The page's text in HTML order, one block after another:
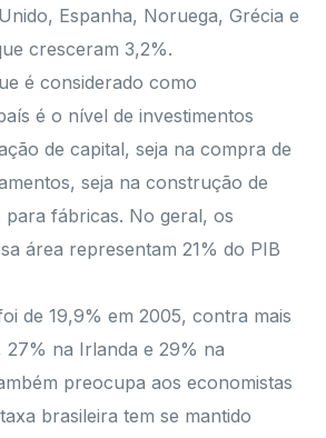
Espanha, Noruega, Grécia e
cresceram 3,2%.
é considerado como
é o nível de investimentos
de capital, seja na compra de
seja na construção de
para fábricas. No geral, os
área representam 21% do PIB
de 19,9% em 2005, contra mais
27% na Irlanda e 29% na
preocupa aos economistas
brasileira tem se mantido